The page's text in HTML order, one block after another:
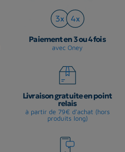
Paiement en 3 ou 4 fois
avec Oney
Livraison gratuite en point
relais
à partir de 79€ d'achat (hors
produits long)